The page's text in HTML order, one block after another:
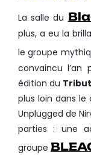
La salle du
plus, a eu la
le groupe
convaincu l’an
édition du
plus loin dans
Unplugged de
parties : une
groupe